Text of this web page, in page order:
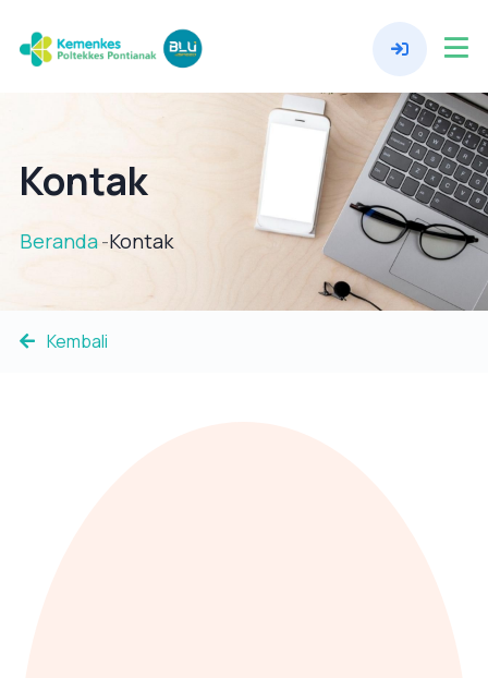
Kontak
Beranda-Kontak
Kembali